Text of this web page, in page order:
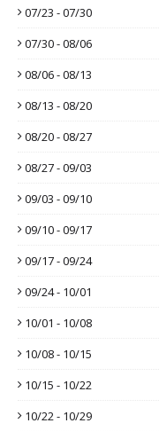
07/23 - 07/30
07/30 - 08/06
08/06 - 08/13
08/13 - 08/20
08/20 - 08/27
08/27 - 09/03
09/03 - 09/10
09/10 - 09/17
09/17 - 09/24
09/24 - 10/01
10/01 - 10/08
10/08 - 10/15
10/15 - 10/22
10/22 - 10/29